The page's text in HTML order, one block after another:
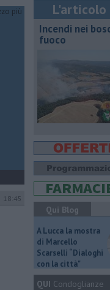
18:45
Incendi nei
fuoco
Qui Blog
A Lucca la mostra
di Marcello
Scarselli “Dialoghi
con la città"
QUI Condoglianze